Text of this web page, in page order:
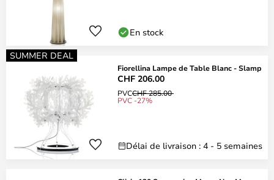
En stock
SUMMER DEAL
Fiorellina Lampe de Table Blanc - Slamp
CHF 206.00
PVCCHF 285.00
PVC -27%
Délai de livraison : 4 - 5 semaines